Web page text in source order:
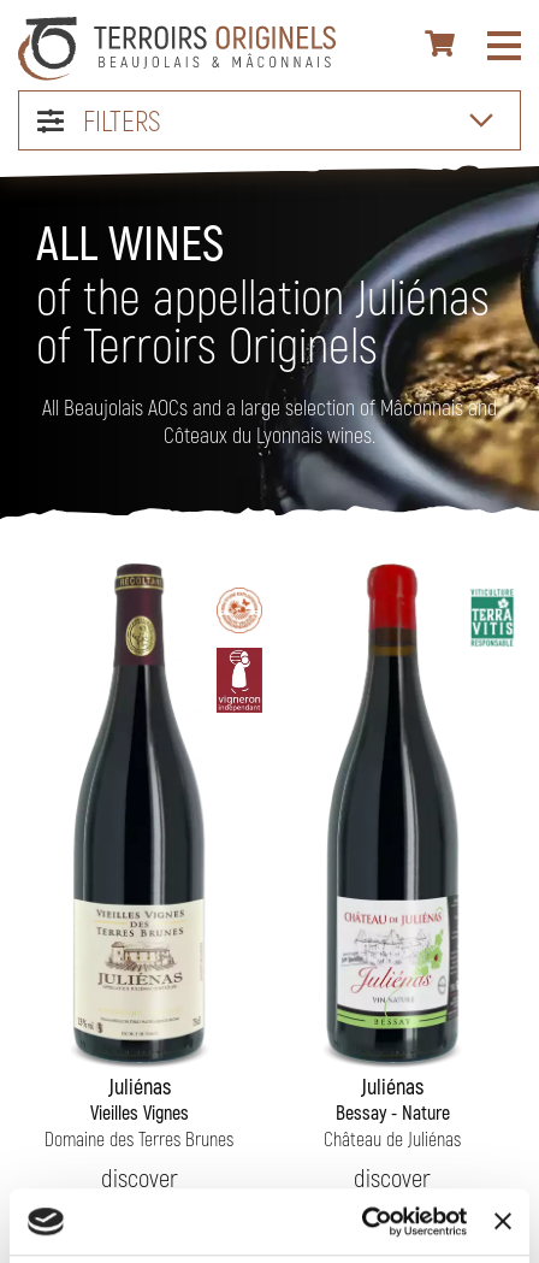
FILTERS
ALL WINES
of the appellation Juliénas
of Terroirs Originels
All Beaujolais AOCs and a large selection of Mâconnais and
Côteaux du Lyonnais wines.
Juliénas
Vieilles Vignes
Domaine des Terres Brunes
discover
Juliénas
Bessay - Nature
Château de Juliénas
discover